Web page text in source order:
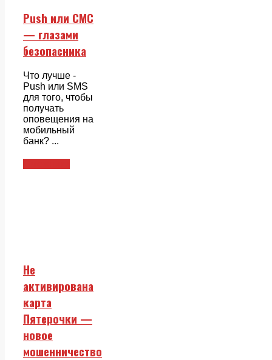
Push или СМС
— глазами
безопасника
Что лучше -
Push или SMS
для того, чтобы
получать
оповещения на
мобильный
банк? ...
Не
активирована
карта
Пятерочки —
новое
мошенничество